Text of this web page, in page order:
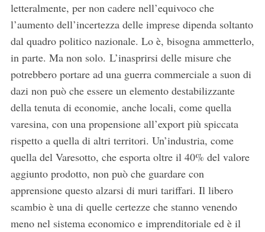
letteralmente, per non cadere nell’equivoco che
l’aumento dell’incertezza delle imprese dipenda soltanto
dal quadro politico nazionale. Lo è, bisogna ammetterlo,
in parte. Ma non solo. L’inasprirsi delle misure che
potrebbero portare ad una guerra commerciale a suon di
dazi non può che essere un elemento destabilizzante
della tenuta di economie, anche locali, come quella
varesina, con una propensione all’export più spiccata
rispetto a quella di altri territori. Un’industria, come
quella del Varesotto, che esporta oltre il 40% del valore
aggiunto prodotto, non può che guardare con
apprensione questo alzarsi di muri tariffari. Il libero
scambio è una di quelle certezze che stanno venendo
meno nel sistema economico e imprenditoriale ed è il